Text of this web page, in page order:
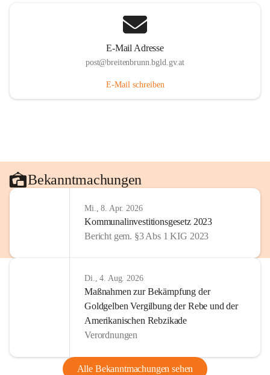
E-Mail Adresse
post@breitenbrunn.bgld.gv.at
E-Mail schreiben
Bekanntmachungen
Mi., 8. Apr. 2026
Kommunalinvestitionsgesetz 2023
Bericht gem. §3 Abs 1 KIG 2023
Di., 4. Aug. 2026
Maßnahmen zur Bekämpfung der
Goldgelben Vergilbung der Rebe und der
Amerikanischen Rebzikade
Verordnungen
Alle Bekanntmachungen sehen